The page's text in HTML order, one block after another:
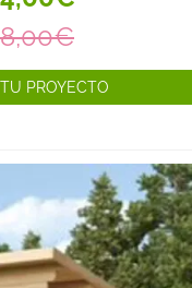
y un
adecuado.
2. Tipo de
tradicional o
eléctrica para
comodidad y
temperatura.
opción más
PROYECTO